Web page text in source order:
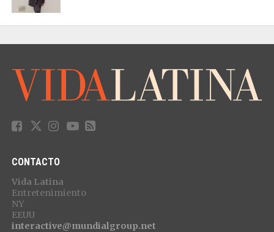
CONTACTO
Vida Latina
Entretenimiento
NY
EEUU
interactive@mundialgroup.net